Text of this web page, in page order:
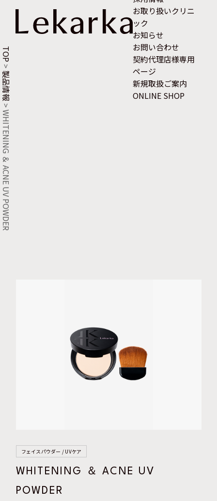
お取り扱いクリニ
ック
お知らせ
お問い合わせ
契約代理店様専用
ページ
新規取扱ご案内
ONLINE SHOP
TOP
>
製品情報
>
WHITENING ＆ ACNE UV POWDER
フェイスパウダー / UVケア
WHITENING ＆ ACNE UV
POWDER